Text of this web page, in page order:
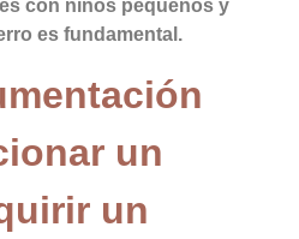
con niños pequeños y
es fundamental.
un
un